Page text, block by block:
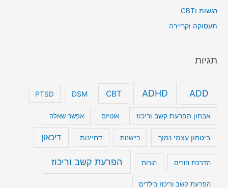
רגשות וCBT
תעסוקה וקריירה
תגיות
ADD
ADHD
CBT
DSM
PTSD
אבחון הפרעת קשב וריכוז אוטיזם אפשר שאלה
ביטחון עצמי נמוך ביישנות דחיינות דיכאון
הדרכת הורים הורות הפרעת קשב וריכוז
הפרעת קשב וריכוז בילדים